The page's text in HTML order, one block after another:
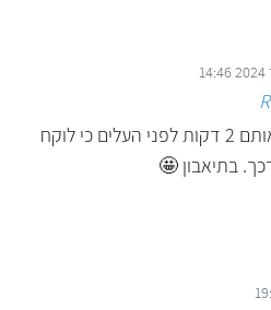
היי ריקי, אפשר להוסיך אותם 2 דקות לפני העלים כי לוקח
בתיאבון 🤩